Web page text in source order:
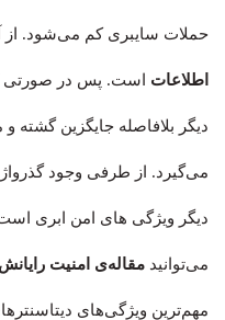
حملات سایبری کم می‌شود. از
اطلاعات است. پس در صورتی
دیگر بلافاصله جایگزین گشته
می‌گیرد. از طرفی وجود
دیگر ویژگی های امن ابری
می‌توانید مقاله‌ی امنیت
مهم‌ترین ویژگی‌های